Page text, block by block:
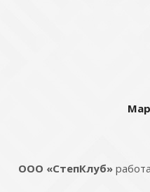
ООО «СтепКлуб»